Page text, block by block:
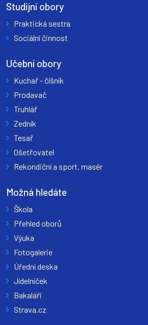
Studijní obory
Praktická sestra
Sociální činnost
Učební obory
Kuchař - číšník
Prodavač
Truhlář
Zedník
Tesař
Ošetřovatel
Rekondiční a sport. masér
Možná hledáte
Škola
Přehled oborů
Výuka
Fotogalerie
Úřední deska
Jídelníček
Bakaláři
Strava.cz